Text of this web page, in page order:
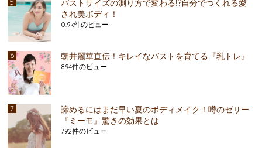
バストサイズの測り方で変わる!?自分でつくれる愛
され美ボディ！
0.9k件のビュー
朝井麗華直伝！キレイなバストを育てる『乳トレ』
894件のビュー
諦めるにはまだ早い夏のボディメイク！噂のゼリー
『ミーモ』驚きの効果とは
792件のビュー